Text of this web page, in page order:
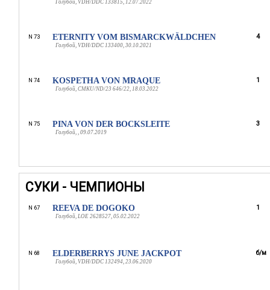
Голубой, VDH/DDC 133815, 12.07.2022
N 73 ETERNITY VOM BISMARCKWÄLDCHEN
Голубой, VDH/DDC 133400, 30.10.2021
4
N 74 KOSPETHA VON MRAQUE
Голубой, CMKU/ND/23 646/22, 18.03.2022
1
N 75 PINA VON DER BOCKSLEITE
Голубой, , 09.07.2019
3
СУКИ - ЧЕМПИОНЫ
N 67 REEVA DE DOGOKO
Голубой, LOE 2628527, 05.02.2022
1
N 68 ELDERBERRYS JUNE JACKPOT
Голубой, VDH/DDC 132494, 23.06.2020
б/м